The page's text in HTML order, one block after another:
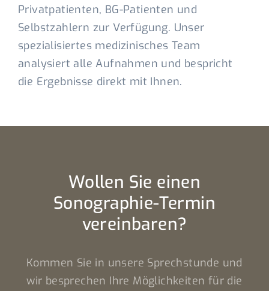
Privatpatienten, BG-Patienten und
Selbstzahlern zur Verfügung. Unser
spezialisiertes medizinisches Team
analysiert alle Aufnahmen und bespricht
die Ergebnisse direkt mit Ihnen.
Wollen Sie einen
Sonographie-Termin
vereinbaren?
Kommen Sie in unsere Sprechstunde und
wir besprechen Ihre Möglichkeiten für die